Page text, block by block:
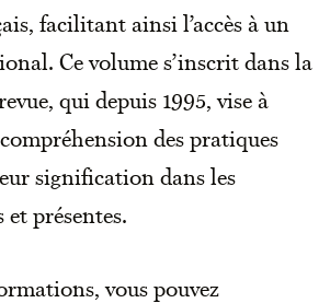
facilitant ainsi l’accès à un
Ce volume s’inscrit dans la
qui depuis 1995, vise à
des pratiques
signification dans les
et présentes.
vous pouvez